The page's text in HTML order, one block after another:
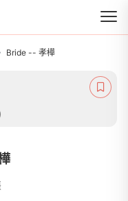
集
Bride -- 孝樺